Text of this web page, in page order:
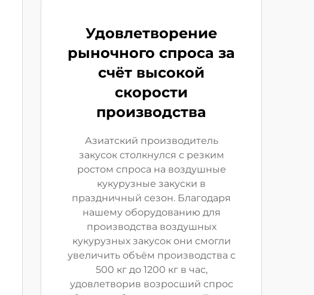
Удовлетворение
рыночного спроса за
счёт высокой
скорости
производства
Азиатский производитель
закусок столкнулся с резким
ростом спроса на воздушные
кукурузные закуски в
праздничный сезон. Благодаря
нашему оборудованию для
производства воздушных
кукурузных закусок они смогли
увеличить объём производства с
500 кг до 1200 кг в час,
удовлетворив возросший спрос